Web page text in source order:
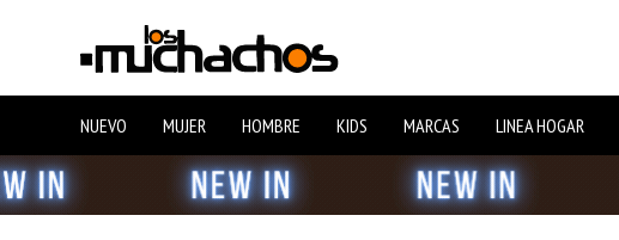
NUEVO MUJER HOMBRE KIDS MARCAS LINEA HOGAR